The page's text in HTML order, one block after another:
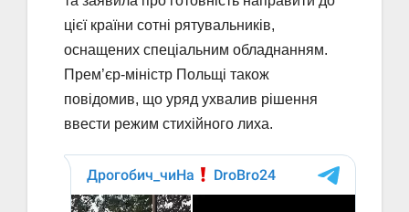
цієї країни сотні рятувальників,
оснащених спеціальним обладнанням.
Прем’єр-міністр Польщі також
повідомив, що уряд ухвалив рішення
ввести режим стихійного лиха.